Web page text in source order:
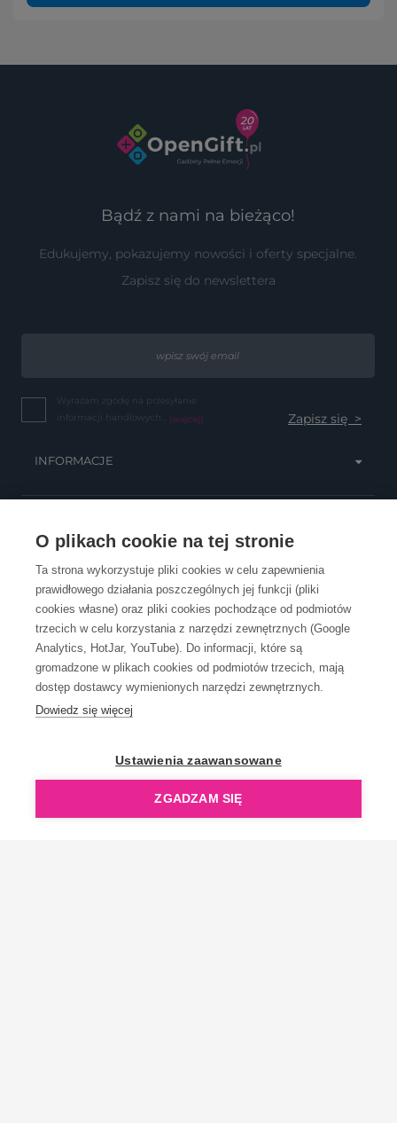
O plikach cookie na tej stronie
Ta strona wykorzystuje pliki cookies w celu zapewnienia
prawidłowego działania poszczególnych jej funkcji (pliki
cookies własne) oraz pliki cookies pochodzące od podmiotów
trzecich w celu korzystania z narzędzi zewnętrznych (Google
Analytics, HotJar, YouTube). Do informacji, które są
gromadzone w plikach cookies od podmiotów trzecich, mają
dostęp dostawcy wymienionych narzędzi zewnętrznych.
Dowiedz się więcej
Ustawienia zaawansowane
ZGADZAM SIĘ
Bądź z nami na bieżąco!
Edukujemy, pokazujemy nowości i oferty specjalne.
Zapisz się do newslettera
Wyrażam zgodę na przesyłanie
informacji handlowych... (więcej)
INFORMACJE
OBSŁUGA KLIENTA
KONTAKT
OpenGift jest częścią ReflectGroup.